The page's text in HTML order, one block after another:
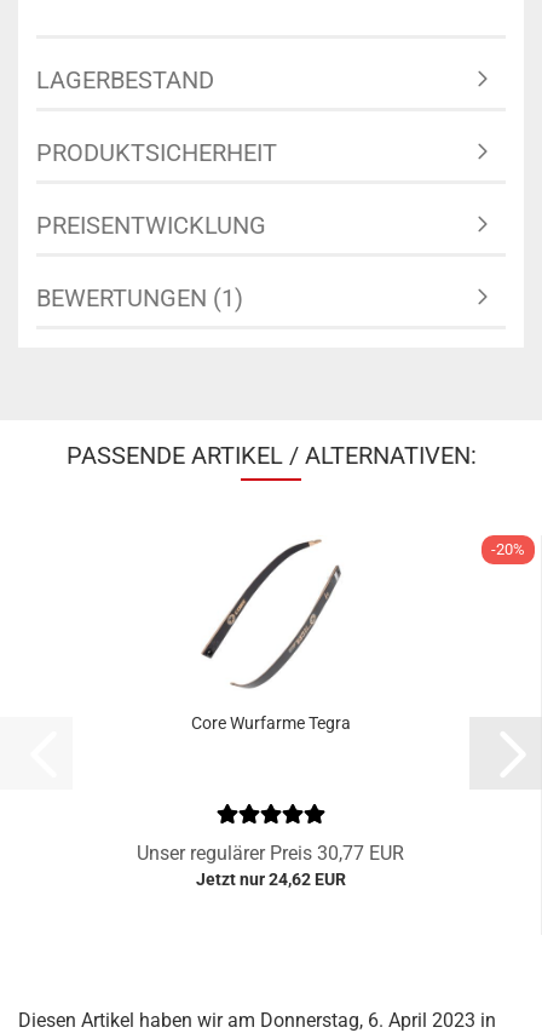
LAGERBESTAND
PRODUKTSICHERHEIT
PREISENTWICKLUNG
BEWERTUNGEN (1)
PASSENDE ARTIKEL / ALTERNATIVEN:
-20%
Core Wurfarme Tegra
Unser regulärer Preis 30,77 EUR
Jetzt nur 24,62 EUR
Diesen Artikel haben wir am Donnerstag, 6. April 2023 in